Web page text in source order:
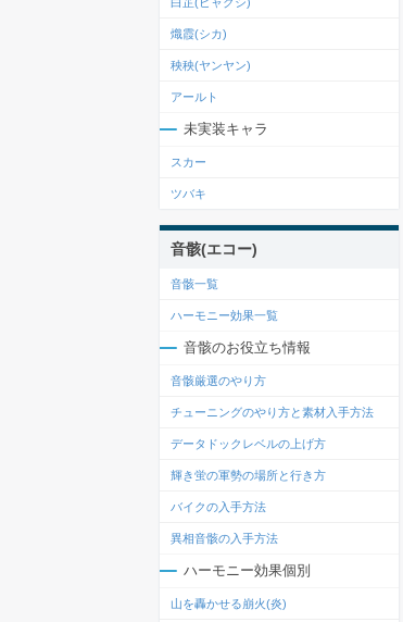
熾霞(シカ)
秧秧(ヤンヤン)
アールト
未実装キャラ
スカー
ツバキ
音骸(エコー)
音骸一覧
ハーモニー効果一覧
音骸のお役立ち情報
音骸厳選のやり方
チューニングのやり方と素材入手方法
データドックレベルの上げ方
輝き蛍の軍勢の場所と行き方
バイクの入手方法
異相音骸の入手方法
ハーモニー効果個別
山を轟かせる崩火(炎)